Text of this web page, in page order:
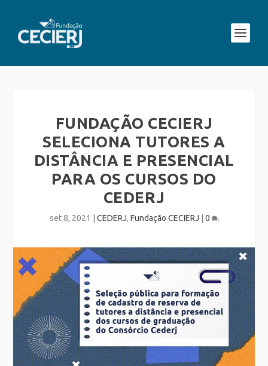
FUNDAÇÃO CECIERJ
SELECIONA TUTORES A
DISTÂNCIA E PRESENCIAL
PARA OS CURSOS DO
CEDERJ
set 8, 2021 CEDERJ, Fundação CECIERJ 0